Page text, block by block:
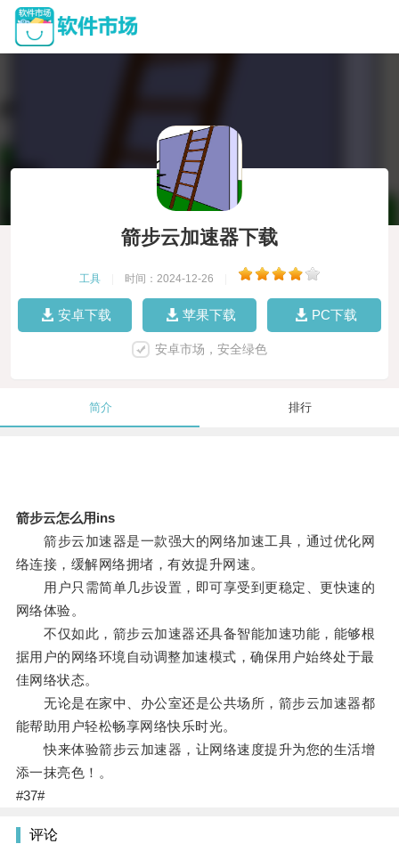
箭步云加速器下载
工具 时间：2024-12-26
安卓下载 苹果下载 PC下载
安卓市场，安全绿色
简介 排行
箭步云怎么用ins
箭步云加速器是一款强大的网络加速工具，通过优化网
络连接，缓解网络拥堵，有效提升网速。
用户只需简单几步设置，即可享受到更稳定、更快速的
网络体验。
不仅如此，箭步云加速器还具备智能加速功能，能够根
据用户的网络环境自动调整加速模式，确保用户始终处于最
佳网络状态。
无论是在家中、办公室还是公共场所，箭步云加速器都
能帮助用户轻松畅享网络快乐时光。
快来体验箭步云加速器，让网络速度提升为您的生活增
添一抹亮色！。
#37#
评论